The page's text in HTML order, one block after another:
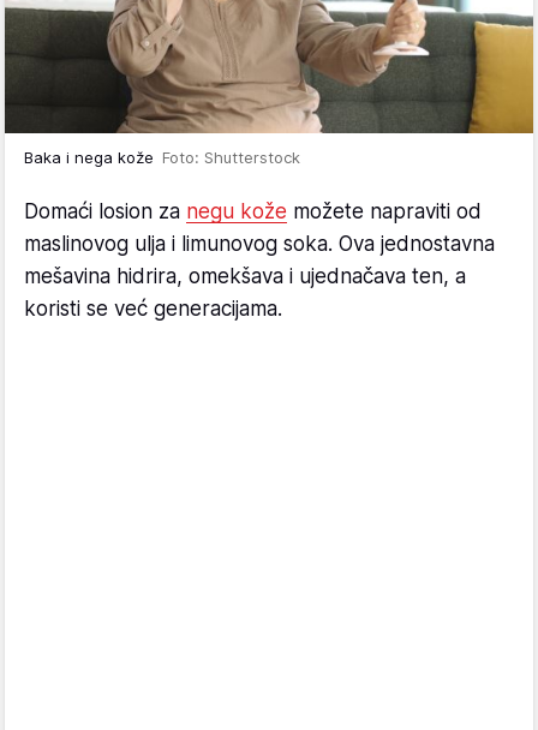
Baka i nega kože Foto: Shutterstock
Domaći losion za negu kože možete napraviti od
maslinovog ulja i limunovog soka. Ova jednostavna
mešavina hidrira, omekšava i ujednačava ten, a
koristi se već generacijama.